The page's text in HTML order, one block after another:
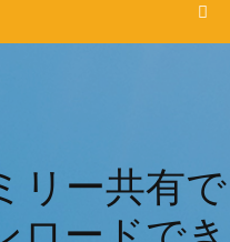
リー共有で